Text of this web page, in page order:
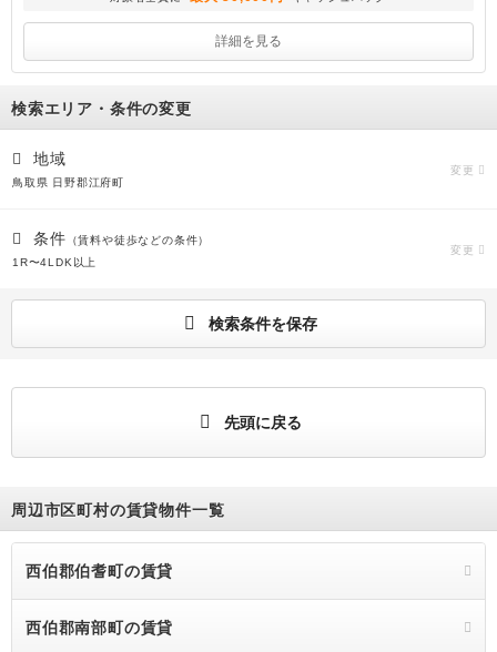
詳細を見る
検索エリア・条件の変更
地域
鳥取県 日野郡江府町
変更
条件 （賃料や徒歩などの条件）
1R〜4LDK以上
変更
検索条件を保存
先頭に戻る
周辺市区町村の賃貸物件一覧
西伯郡伯耆町の賃貸
西伯郡南部町の賃貸